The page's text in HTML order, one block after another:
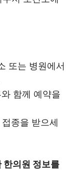
또는 병원에서
함께 예약을
종을 받으세
한의원 정보를